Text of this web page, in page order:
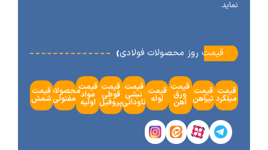
‹قیمت روز محصولات فولادی
قیمت
تیرآهن
قیمت
ورق
آهن
قیمت
لوله
قیمت
نبشی
ناودانی
قیمت
قوطی
پروفیل
قیمت
مواد
اولیه
محصولات
مفتولی
قیمت
شمش